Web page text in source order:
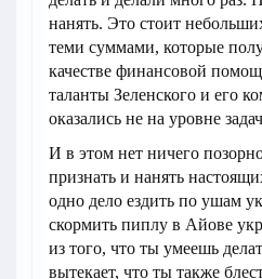
нанять. Это стоит
теми суммами, которые
качестве финансовой
таланты Зеленского и его
оказались не на уровне
И в этом нет ничего
признать и нанять
одно дело ездить по ушам
скормить пиплу в Айове
из того, что ты умеешь
вытекает, что ты также